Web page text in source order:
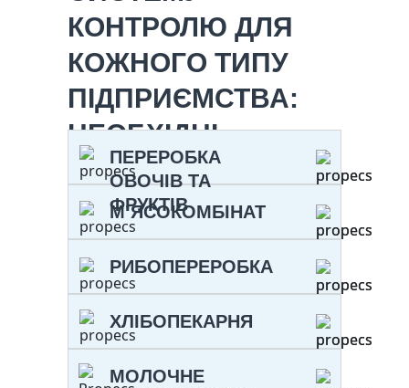
КОНТРОЛЮ ДЛЯ
КОЖНОГО ТИПУ
ПІДПРИЄМСТВА:
НЕОБХІДНІ
ПОСЛУГИ,
ОБЛАДНАННЯ ТА
ЧАСТОТУ ВІЗИТІВ
ПЕРЕРОБКА
ОВОЧІВ ТА
ФРУКТІВ
М’ЯСОКОМБІНАТ
РИБОПЕРЕРОБКА
ХЛІБОПЕКАРНЯ
МОЛОЧНЕ